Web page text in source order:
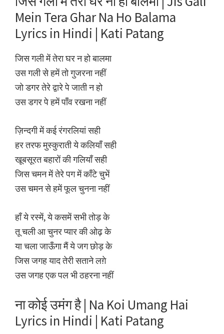
Mein Tera Ghar Na Ho Balama
Lyrics in Hindi | Kati Patang
जिस गली में तेरा घर न हो बालमा
उस गली से हमें तो गुजरना नहीं
जो डगर तेरे द्वारे पे जाती न हो
उस डगर पे हमें पाँव रखना नहीं
ज़िन्दगी में कई रंगरलियां सही
हर तरफ मुस्कुराती ये कलियाँ सही
खूबसूरत बहारों की गलियाँ सही
जिस चमन में तेरे पग में काँटे चुभें
उस चमन से हमें फूल चुनना नहीं
हाँ ये रस्में, ये कसमें सभी तोड़ के
तू चली आ चुनर प्यार की ओढ़ के
या चला जाऊँगा मैं ये जग छोड़ के
जिस जगह याद तेरी सताने लग़े
उस जगह एक पल भी ठहरना नहीं
ना कोई उमंग है | Na Koi Umang Hai
Lyrics in Hindi | Kati Patang